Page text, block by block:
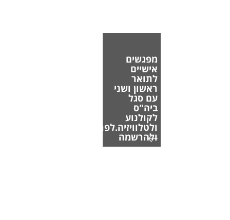
מפגשים
אישיים
לתואר
ראשון ושני
עם סגל
ביה"ס
לקולנוע
ולטלוויזיה.לפרטים
ולהרשמה